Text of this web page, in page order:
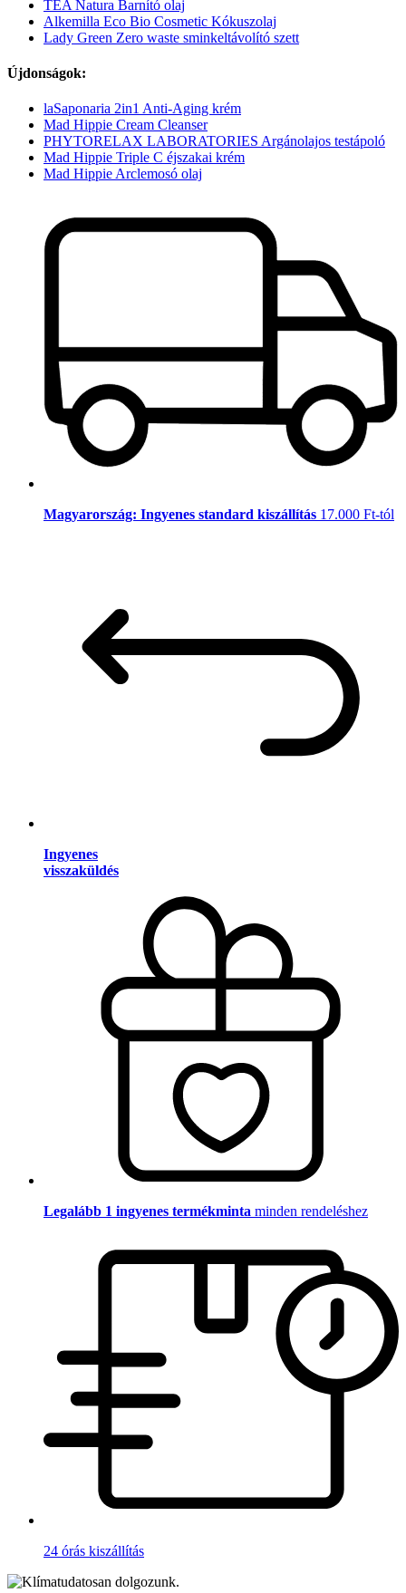
TEA Natura Barnító olaj
Alkemilla Eco Bio Cosmetic Kókuszolaj
Lady Green Zero waste sminkeltávolító szett
Újdonságok:
laSaponaria 2in1 Anti-Aging krém
Mad Hippie Cream Cleanser
PHYTORELAX LABORATORIES Argánolajos testápoló
Mad Hippie Triple C éjszakai krém
Mad Hippie Arclemosó olaj
Magyarország: Ingyenes standard kiszállítás 17.000 Ft-tól
Ingyenes
visszaküldés
Legalább 1 ingyenes termékminta minden rendeléshez
24 órás kiszállítás